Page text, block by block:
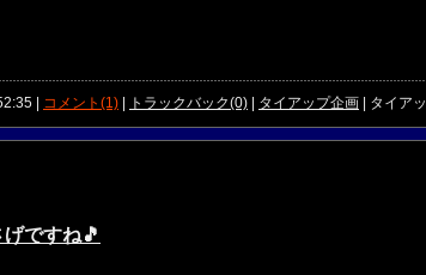
| コメント(1) | トラックバック(0) | タイアップ企画 | タイア
ですね🎵